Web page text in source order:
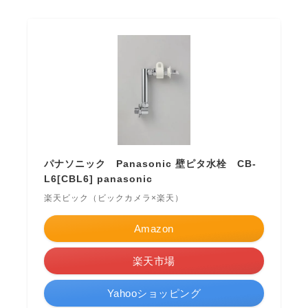
パナソニック Panasonic 壁ピタ水栓 CB-
L6[CBL6] panasonic
楽天ビック（ビックカメラ×楽天）
Amazon
楽天市場
Yahooショッピング